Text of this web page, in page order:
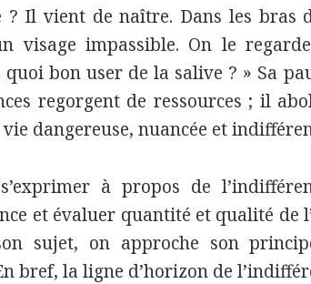
? Il vient de naître. Dans les bras
visage impassible. On le
bon user de la salive ? » Sa
regorgent de ressources ; il
dangereuse, nuancée et
à propos de
et évaluer quantité et qualité de
sujet, on approche son
bref, la ligne d’horizon de